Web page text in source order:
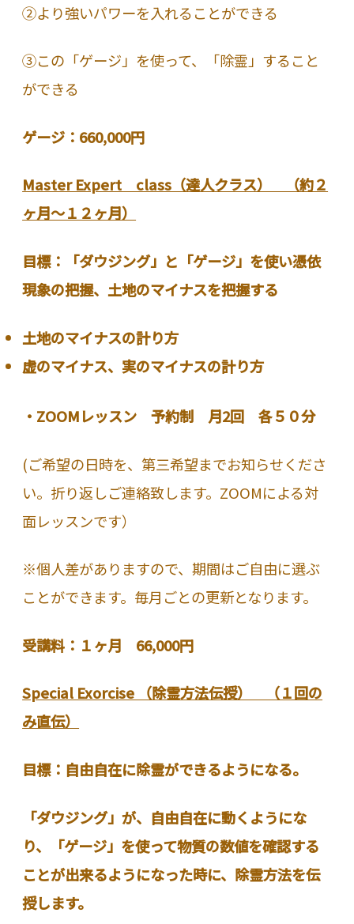
②より強いパワーを入れることができる
③この「ゲージ」を使って、「除霊」すること
ができる
ゲージ：660,000円
Master Expert class（達人クラス） （約２
ヶ月～１２ヶ月）
目標：「ダウジング」と「ゲージ」を使い憑依
現象の把握、土地のマイナスを把握する
土地のマイナスの計り方
虚のマイナス、実のマイナスの計り方
・ZOOMレッスン 予約制 月2回 各５０分
(ご希望の日時を、第三希望までお知らせくださ
い。折り返しご連絡致します。ZOOMによる対
面レッスンです）
※個人差がありますので、期間はご自由に選ぶ
ことができます。毎月ごとの更新となります。
受講料：１ヶ月 66,000円
Special Exorcise （除霊方法伝授） （１回の
み直伝）
目標：自由自在に除霊ができるようになる。
「ダウジング」が、自由自在に動くようにな
り、「ゲージ」を使って物質の数値を確認する
ことが出来るようになった時に、除霊方法を伝
授します。